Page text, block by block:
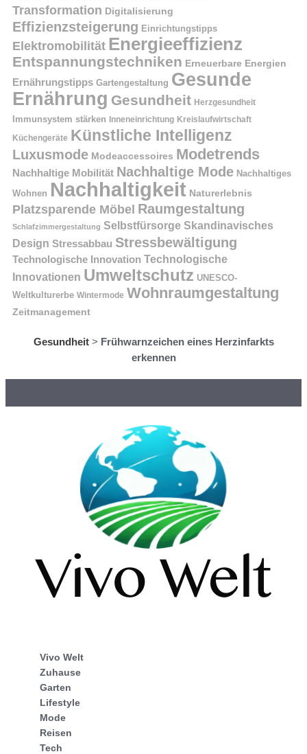
Transformation Digitalisierung
Effizienzsteigerung Einrichtungstipps
Elektromobilität Energieeffizienz
Entspannungstechniken Erneuerbare Energien
Ernährungstipps Gartengestaltung Gesunde
Ernährung Gesundheit Herzgesundheit
Immunsystem stärken Inneneinrichtung Kreislaufwirtschaft
Küchengeräte Künstliche Intelligenz
Luxusmode Modeaccessoires Modetrends
Nachhaltige Mobilität Nachhaltige Mode Nachhaltiges
Wohnen Nachhaltigkeit Naturerlebnis
Platzsparende Möbel Raumgestaltung
Schlafzimmergestaltung Selbstfürsorge Skandinavisches
Design Stressabbau Stressbewältigung
Technologische Innovation Technologische
Innovationen Umweltschutz UNESCO-
Weltkulturerbe Wintermode Wohnraumgestaltung
Zeitmanagement
Gesundheit> Frühwarnzeichen eines Herzinfarkts
erkennen
Vivo Welt
Zuhause
Garten
Lifestyle
Mode
Reisen
Tech